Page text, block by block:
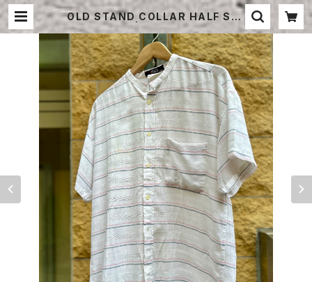
OLD STAND COLLAR HALF SLE
EVE SHIRT | STRAYSHEEP ON
LINE